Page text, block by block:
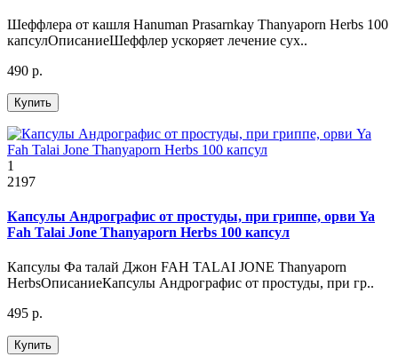
Шеффлера от кашля Hanuman Prasarnkay Thanyaporn Herbs 100
капсулОписаниеШеффлер ускоряет лечение сух..
490 р.
Купить
1
2197
Капсулы Андрографис от простуды, при гриппе, орви Ya
Fah Talai Jone Thanyaporn Herbs 100 капсул
Капсулы Фа талай Джон FAH TALAI JONE Thanyaporn
HerbsОписаниеКапсулы Андрографис от простуды, при гр..
495 р.
Купить